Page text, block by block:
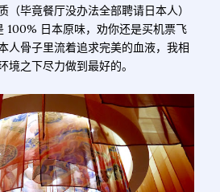
（毕竟餐厅没办法全部聘请日本人）
日本原味，劝你还是买机票飞
人骨子里流着追求完美的血液，我相
境之下尽力做到最好的。